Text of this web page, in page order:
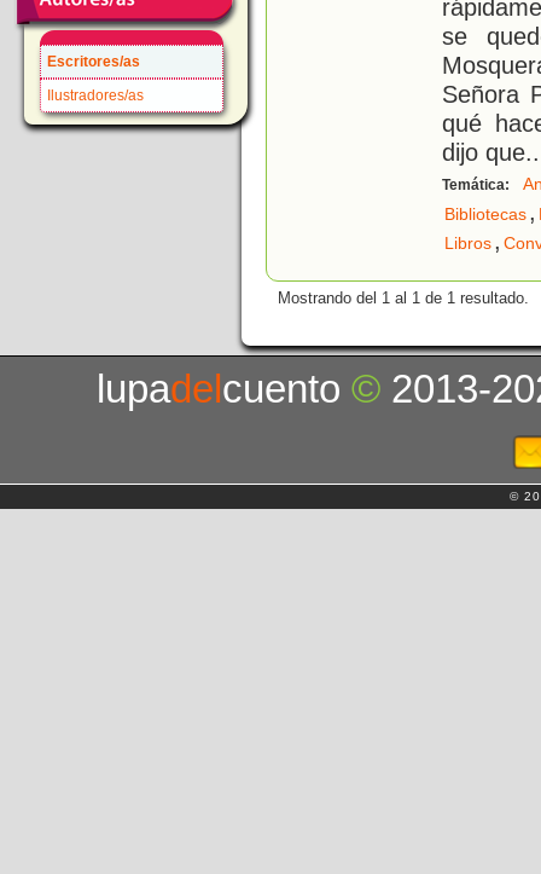
Escritores/as
Ilustradores/as
se
Señora
qué
dijo que
Temática:
Bibliotecas,
Libros,
Mostrando del 1 al 1 de 1 resultado.
lupadelcuento© 2013-
©